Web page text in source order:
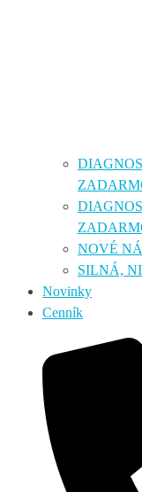
NOVÉ
SILNÁ,
Novinky
Cenník